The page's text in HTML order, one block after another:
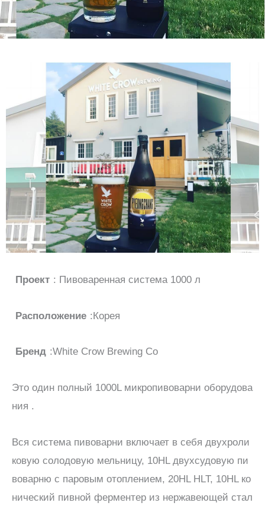
Проект : Пивоваренная система 1000 л
Расположение :Корея
Бренд :White Crow Brewing Co
Это один полный 1000L микропивоварни оборудова
ния .
Вся система пивоварни включает в себя двухроли
ковую солодовую мельницу, 10HL двухсудовую пи
воварню с паровым отоплением, 20HL HLT, 10HL ко
нический пивной ферментер из нержавеющей стал